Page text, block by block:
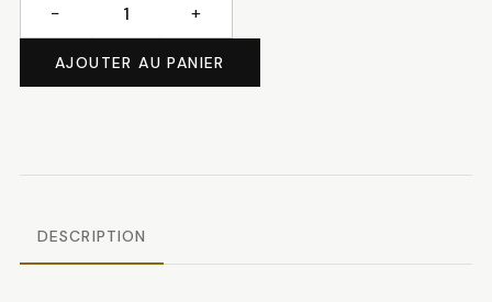
Nappe
− +
AJOUTER AU PANIER
DESCRIPTION